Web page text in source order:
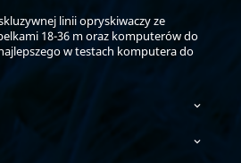
linii opryskiwaczy ze
18-36 m oraz komputerów do
w testach komputera do

